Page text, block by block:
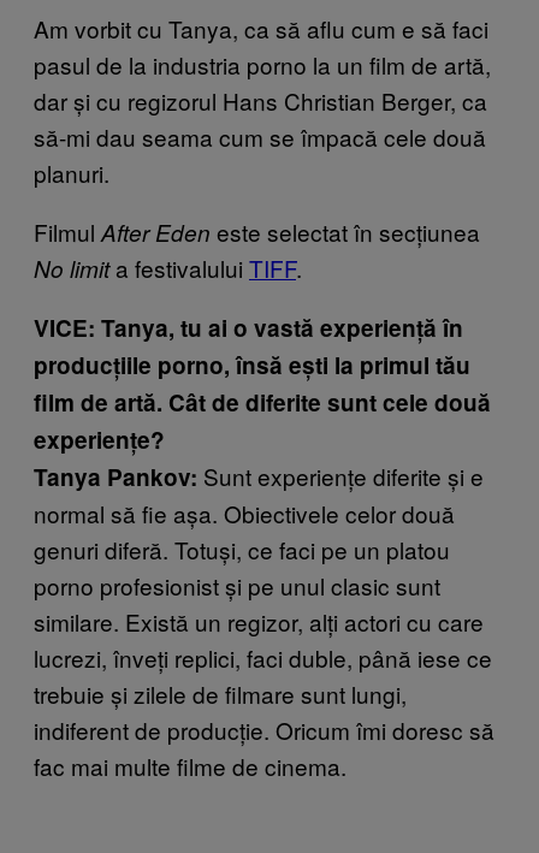
Am vorbit cu Tanya, ca să aflu cum e să faci
pasul de la industria porno la un film de artă,
dar și cu regizorul Hans Christian Berger, ca
să-mi dau seama cum se împacă cele două
planuri.
Filmul After Eden este selectat în secțiunea
No limita festivalului TIFF.
VICE: Tanya, tu ai o vastă experiență în
producțiile porno, însă ești la primul tău
film de artă. Cât de diferite sunt cele două
experiențe?
Tanya Pankov: Sunt experiențe diferite și e
normal să fie așa. Obiectivele celor două
genuri diferă. Totuși, ce faci pe un platou
porno profesionist și pe unul clasic sunt
similare. Există un regizor, alți actori cu care
lucrezi, înveți replici, faci duble, până iese ce
trebuie și zilele de filmare sunt lungi,
indiferent de producție. Oricum îmi doresc să
fac mai multe filme de cinema.